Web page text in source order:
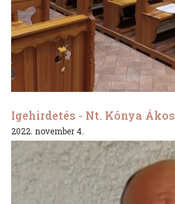
Igehirdetés - Nt. Kónya Ákos
2022. november 4.